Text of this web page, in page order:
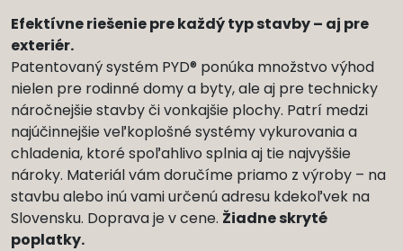
Efektívne riešenie pre každý typ stavby – aj pre
exteriér.
Patentovaný systém PYD® ponúka množstvo výhod
nielen pre rodinné domy a byty, ale aj pre technicky
náročnejšie stavby či vonkajšie plochy. Patrí medzi
najúčinnejšie veľkoplošné systémy vykurovania a
chladenia, ktoré spoľahlivo splnia aj tie najvyššie
nároky. Materiál vám doručíme priamo z výroby – na
stavbu alebo inú vami určenú adresu kdekoľvek na
Slovensku. Doprava je v cene. Žiadne skryté
poplatky.